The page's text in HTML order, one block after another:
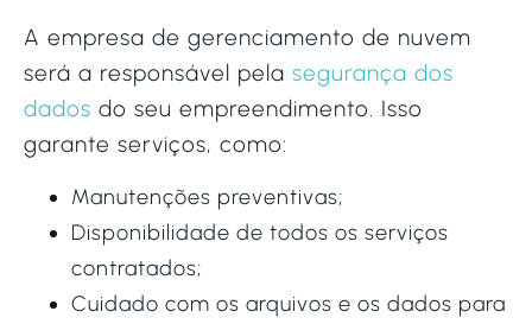
A empresa de gerenciamento de nuvem
será a responsável pela segurança dos
dados do seu empreendimento. Isso
garante serviços, como:
Manutenções preventivas;
Disponibilidade de todos os serviços
contratados;
Cuidado com os arquivos e os dados para